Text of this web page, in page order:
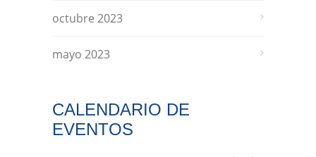
octubre 2023
mayo 2023
CALENDARIO DE
EVENTOS